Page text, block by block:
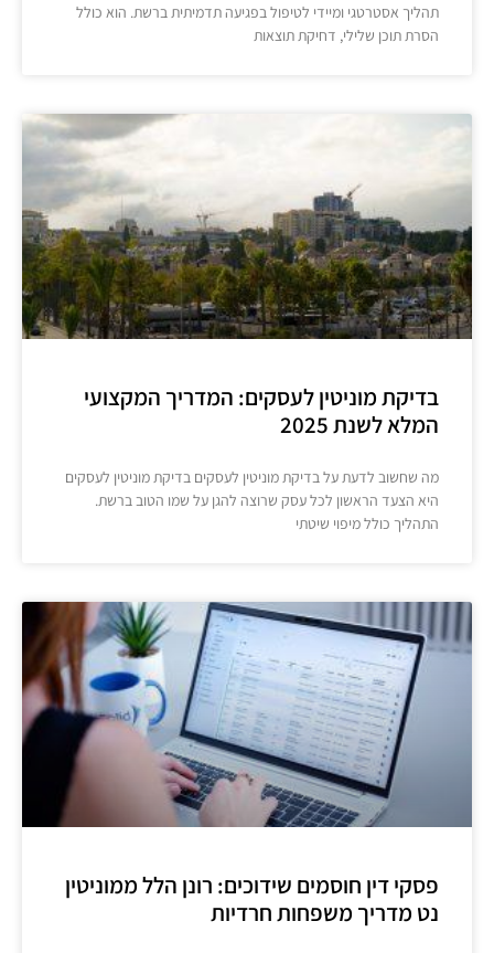
תהליך אסטרטגי ומיידי לטיפול בפגיעה תדמיתית ברשת. הוא כולל
הסרת תוכן שלילי, דחיקת תוצאות
בדיקת מוניטין לעסקים: המדריך המקצועי
המלא לשנת 2025
מה שחשוב לדעת על בדיקת מוניטין לעסקים בדיקת מוניטין לעסקים
היא הצעד הראשון לכל עסק שרוצה להגן על שמו הטוב ברשת.
התהליך כולל מיפוי שיטתי
פסקי דין חוסמים שידוכים: רונן הלל ממוניטין
נט מדריך משפחות חרדיות